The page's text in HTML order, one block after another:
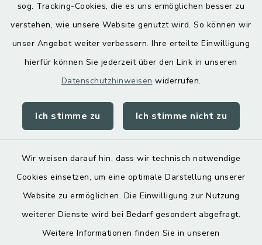
sog. Tracking-Cookies, die es uns ermöglichen besser zu
verstehen, wie unsere Website genutzt wird. So können wir
unser Angebot weiter verbessern. Ihre erteilte Einwilligung
hierfür können Sie jederzeit über den Link in unseren
Datenschutzhinweisen widerrufen.
Ich stimme zu Ich stimme nicht zu
Wir weisen darauf hin, dass wir technisch notwendige
Cookies einsetzen, um eine optimale Darstellung unserer
Website zu ermöglichen. Die Einwilligung zur Nutzung
weiterer Dienste wird bei Bedarf gesondert abgefragt.
Weitere Informationen finden Sie in unseren
Digitaler Ortsplan
Kontakt
Datenschutz
Impressum
Sitemap